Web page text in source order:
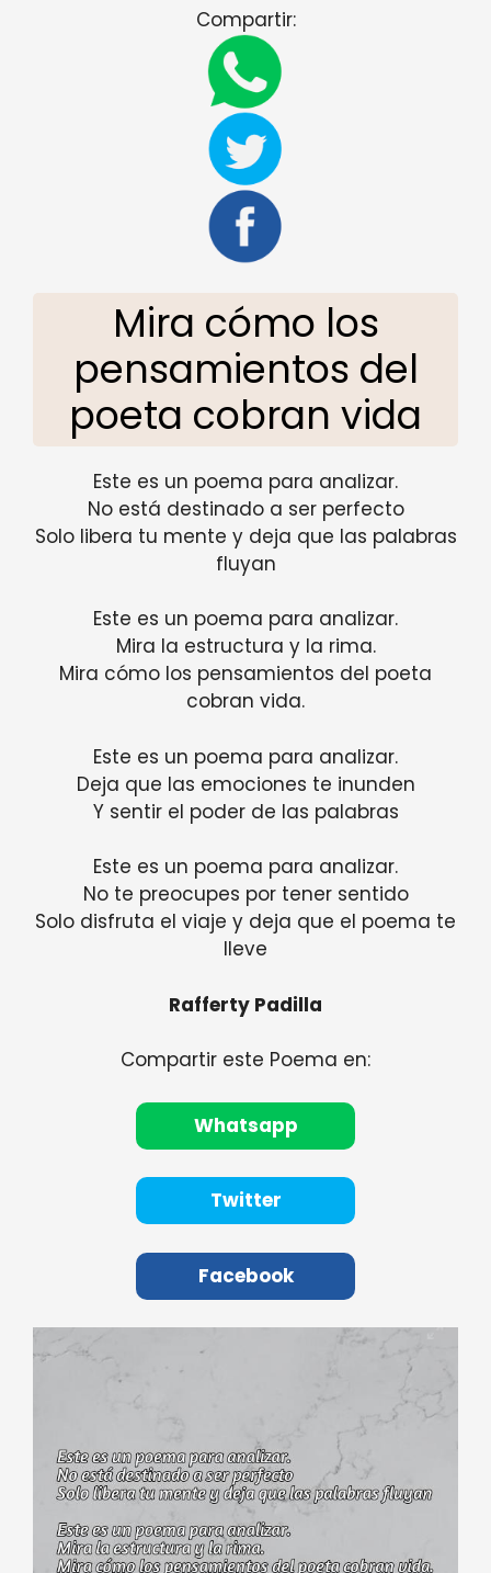
Compartir:
Mira cómo los
pensamientos del
poeta cobran vida
Este es un poema para analizar.
No está destinado a ser perfecto
Solo libera tu mente y deja que las palabras
fluyan
Este es un poema para analizar.
Mira la estructura y la rima.
Mira cómo los pensamientos del poeta
cobran vida.
Este es un poema para analizar.
Deja que las emociones te inunden
Y sentir el poder de las palabras
Este es un poema para analizar.
No te preocupes por tener sentido
Solo disfruta el viaje y deja que el poema te
lleve
Rafferty Padilla
Compartir este Poema en:
Whatsapp
Twitter
Facebook